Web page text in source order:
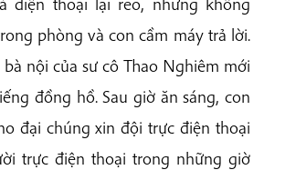
phòng và con cầm máy trả lời.
nội của sư cô Thao Nghiêm mới
đồng hồ. Sau giờ ăn sáng, con
đại chúng xin đội trực điện thoại
trực điện thoại trong những giờ